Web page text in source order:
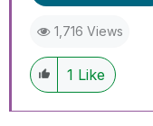
1,716 Views
1 Like